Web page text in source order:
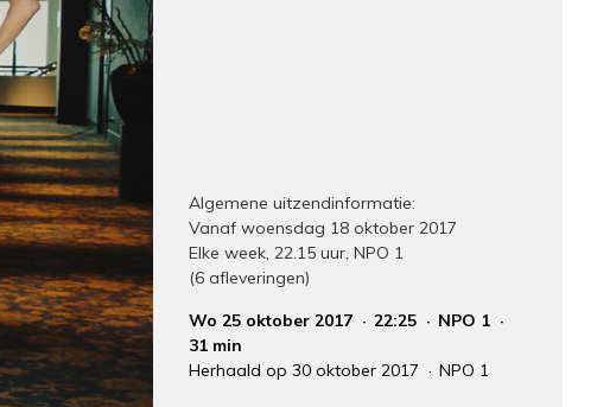
Algemene uitzendinformatie:
Vanaf woensdag 18 oktober 2017
Elke week, 22.15 uur, NPO 1
(6 afleveringen)
Wo 25 oktober 2017
22:25
NPO 1
31 min
Herhaald op 30 oktober 2017
NPO 1